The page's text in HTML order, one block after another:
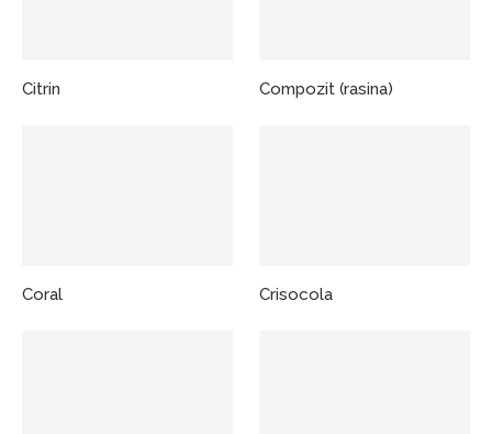
Citrin Compozit (rasina)
Coral Crisocola